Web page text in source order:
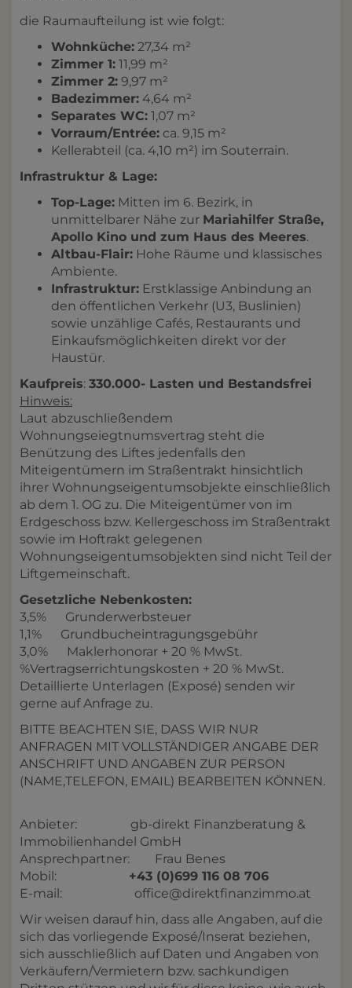
die Raumaufteilung ist wie folgt:
Wohnküche: 27,34 m²
Zimmer 1: 11,99 m²
Zimmer 2: 9,97 m²
Badezimmer: 4,64 m²
Separates WC: 1,07 m²
Vorraum/Entrée: ca. 9,15 m²
Kellerabteil (ca. 4,10 m²) im Souterrain.
Infrastruktur & Lage:
Top-Lage: Mitten im 6. Bezirk, in
unmittelbarer Nähe zur Mariahilfer Straße,
Apollo Kino und zum Haus des Meeres.
Altbau-Flair: Hohe Räume und klassisches
Ambiente.
Infrastruktur: Erstklassige Anbindung an
den öffentlichen Verkehr (U3, Buslinien)
sowie unzählige Cafés, Restaurants und
Einkaufsmöglichkeiten direkt vor der
Haustür.
Kaufpreis: 330.000- Lasten und Bestandsfrei
Hinweis:
Laut abzuschließendem
Wohnungseiegtnumsvertrag steht die
Benützung des Liftes jedenfalls den
Miteigentümern im Straßentrakt hinsichtlich
ihrer Wohnungseigentumsobjekte einschließlich
ab dem 1. OG zu. Die Miteigentümer von im
Erdgeschoss bzw. Kellergeschoss im Straßentrakt
sowie im Hoftrakt gelegenen
Wohnungseigentumsobjekten sind nicht Teil der
Liftgemeinschaft.
Gesetzliche Nebenkosten:
3,5% Grunderwerbsteuer
1,1% Grundbucheintragungsgebühr
3,0% Maklerhonorar + 20 % MwSt.
%Vertragserrichtungskosten + 20 % MwSt.
Detaillierte Unterlagen (Exposé) senden wir
gerne auf Anfrage zu.
BITTE BEACHTEN SIE, DASS WIR NUR
ANFRAGEN MIT VOLLSTÄNDIGER ANGABE DER
ANSCHRIFT UND ANGABEN ZUR PERSON
(NAME,TELEFON, EMAIL) BEARBEITEN KÖNNEN.
Anbieter: gb-direkt Finanzberatung &
Immobilienhandel GmbH
Ansprechpartner: Frau Benes
Mobil: +43 (0)699 116 08 706
E-mail: office@direktfinanzimmo.at
Wir weisen darauf hin, dass alle Angaben, auf die
sich das vorliegende Exposé/Inserat beziehen,
sich ausschließlich auf Daten und Angaben von
Verkäufern/Vermietern bzw. sachkundigen